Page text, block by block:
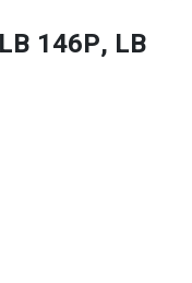
146P, LB